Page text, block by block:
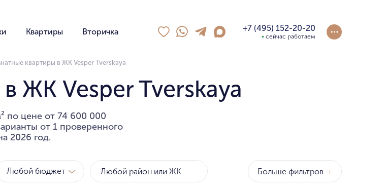
Квартиры Вторичка +7 (495) 152-20-20
сейчас работаем
квартиры в ЖК Vesper Tverskaya
ЖК Vesper Tverskaya
по цене от 74 600 000
от 1 проверенного
2026 год.
Любой бюджет Больше фильтров +